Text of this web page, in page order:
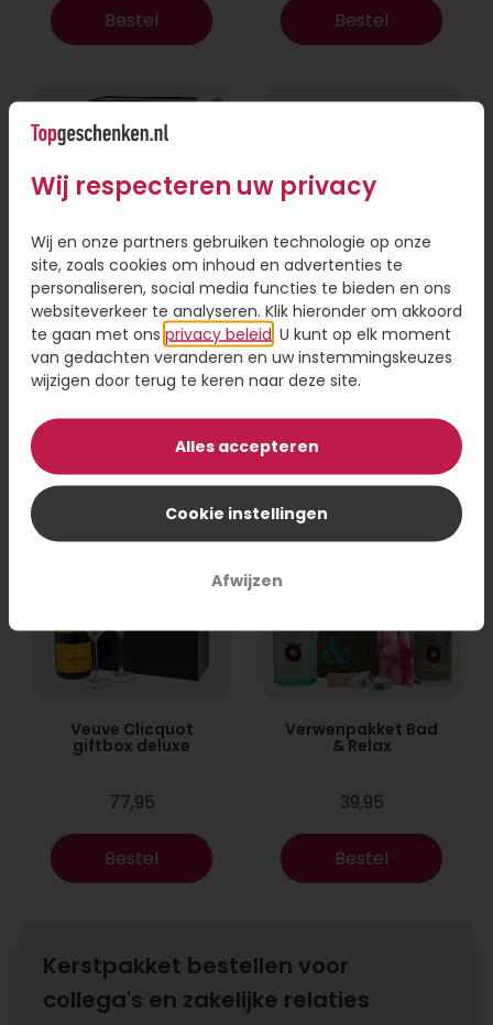
Bestel Bestel
Richardot giftbox
deluxe
68,95
Giftbox JANZEN for
Men
29,95
Veuve Clicquot
giftbox deluxe
77,95
Bestel
Verwenpakket Bad
& Relax
39,95
Bestel
Kerstpakket bestellen voor
collega's en zakelijke relaties
Wij respecteren uw privacy
Wij en onze partners gebruiken technologie op onze
site, zoals cookies om inhoud en advertenties te
personaliseren, social media functies te bieden en ons
websiteverkeer te analyseren. Klik hieronder om akkoord
te gaan met ons privacy beleid . U kunt op elk moment
van gedachten veranderen en uw instemmingskeuzes
wijzigen door terug te keren naar deze site.
Alles accepteren
Cookie instellingen
Afwijzen